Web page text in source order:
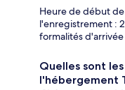
Heure de début
l'enregistrement :
formalités
Quelles sont
l'hébergement